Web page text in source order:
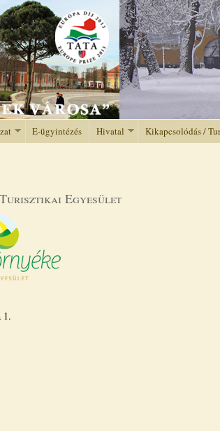
Jump
E-ügyintézés Hivatal Kikapcsolódás /
Egyesület
1.